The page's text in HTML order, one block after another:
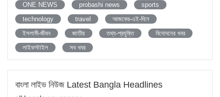
ONE NEWS
probashi news
sports
technology
travel
আজকের-এই-দিনে
ইসলামী-জীবন
জাতীয় তথ্য-প্রযুক্তি
বিনোদনের খবর
লাইফস্টাইল
সব খবর
বাংলা লাইভ নিউজ Latest Bangla Headlines